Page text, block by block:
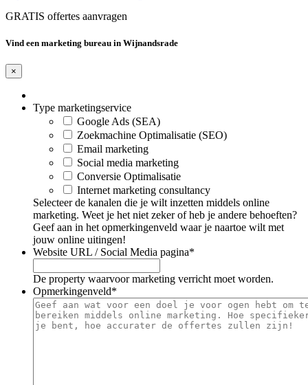
GRATIS offertes aanvragen
Vind een marketing bureau in Wijnandsrade
×
Type marketingservice
Google Ads (SEA)
Zoekmachine Optimalisatie (SEO)
Email marketing
Social media marketing
Conversie Optimalisatie
Internet marketing consultancy
Selecteer de kanalen die je wilt inzetten middels online
marketing. Weet je het niet zeker of heb je andere behoeften?
Geef aan in het opmerkingenveld waar je naartoe wilt met
jouw online uitingen!
Website URL / Social Media pagina*
De property waarvoor marketing verricht moet worden.
Opmerkingenveld*